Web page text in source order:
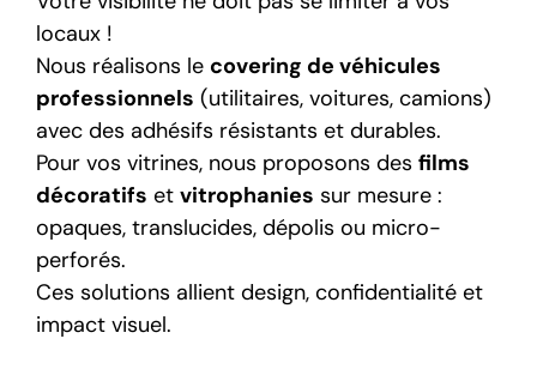
locaux !
Nous réalisons le covering de véhicules
professionnels (utilitaires, voitures, camions)
avec des adhésifs résistants et durables.
Pour vos vitrines, nous proposons des films
décoratifs et vitrophanies sur mesure :
opaques, translucides, dépolis ou micro-
perforés.
Ces solutions allient design, confidentialité et
impact visuel.